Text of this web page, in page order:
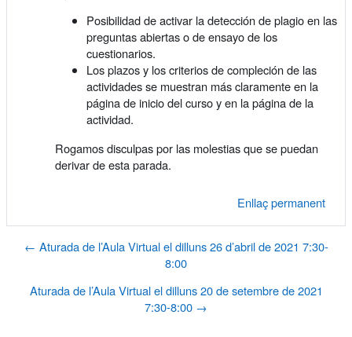
Posibilidad de activar la detección de plagio en las
preguntas abiertas o de ensayo de los
cuestionarios.
Los plazos y los criterios de compleción de las
actividades se muestran más claramente en la
página de inicio del curso y en la página de la
actividad.
Rogamos disculpas por las molestias que se puedan
derivar de esta parada.
Enllaç permanent
← Aturada de l’Aula Virtual el dilluns 26 d’abril de 2021 7:30-
8:00
Aturada de l’Aula Virtual el dilluns 20 de setembre de 2021
7:30-8:00 →